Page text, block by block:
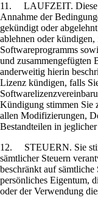
11. LAUFZEIT. Diese
Annahme der
gekündigt oder
ablehnen oder
Softwareprogramms
und zusammengefügten
anderweitig hierin
Lizenz kündigen, falls
Kündigung stimmen Sie
allen Modifizierungen,
Bestandteilen in
12. STEUERN. Sie
sämtlicher Steuern
beschränkt auf
persönliches Eigentum,
oder der Verwendung